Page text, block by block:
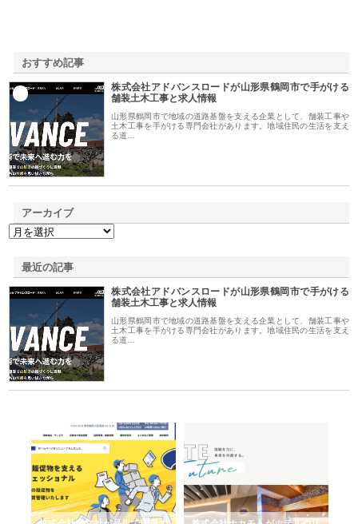
おすすめ記事
株式会社アドバンスロードが山形県鶴岡市で手がける
舗装土木工事と求人情報
山形県鶴岡市で地域の道路基盤を支える企業として、舗装工事や
土木工事を手がける専門会社があります。地域住民の生活を支え
る道…
アーカイブ
最近の記事
株式会社アドバンスロードが山形県鶴岡市で手がける
舗装土木工事と求人情報
山形県鶴岡市で地域の道路基盤を支える企業として、舗装工事や
土木工事を手がける専門会社があります。地域住民の生活を支え
る道…